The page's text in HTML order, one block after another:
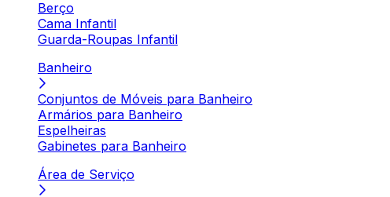
Berço
Cama Infantil
Guarda-Roupas Infantil
Banheiro
Conjuntos de Móveis para Banheiro
Armários para Banheiro
Espelheiras
Gabinetes para Banheiro
Área de Serviço